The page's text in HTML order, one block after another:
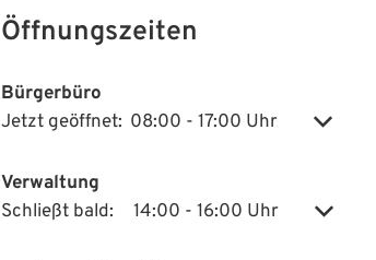
Öffnungszeiten
Bürgerbüro
Klicken, um weitere Öffnungs- oder Schließzeiten
Jetzt geöffnet: 08:00 - 17:00 Uhr Von
Verwaltung
Klicken, um weitere Öffnungs- oder Schließzeiten
Schließt bald: 14:00 - 16:00 Uhr Von